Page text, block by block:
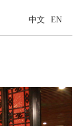
中文 EN